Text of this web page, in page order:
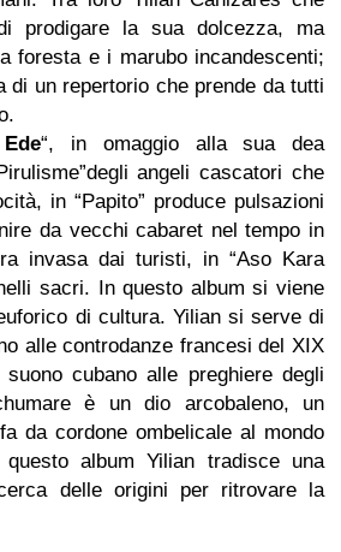
prodigare la sua dolcezza, ma
foresta e i marubo incandescenti;
di un repertorio che prende da tutti
“, in omaggio alla sua dea
angeli cascatori che
in “Papito” produce pulsazioni
da vecchi cabaret nel tempo in
invasa dai turisti, in “Aso Kara
sacri. In questo album si viene
di cultura. Yilian si serve di
alle controdanze francesi del XIX
cubano alle preghiere degli
è un dio arcobaleno, un
da cordone ombelicale al mondo
album Yilian tradisce una
delle origini per ritrovare la